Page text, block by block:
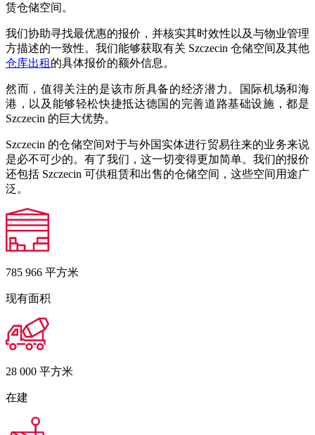
赁仓储空间。
我们协助寻找最优惠的报价，并核实其时效性以及与物业管理
方描述的一致性。我们能够获取有关 Szczecin 仓储空间及其他
仓库出租 的具体报价的额外信息。
然而，值得关注的是该市所具备的经济潜力。国际机场和海
港，以及能够轻松快捷抵达德国的完善道路基础设施，都是
Szczecin 的巨大优势。
Szczecin 的仓储空间对于与外国实体进行贸易往来的业务来说
是必不可少的。有了我们，这一切变得更加简单。我们的报价
还包括 Szczecin 可供租赁和出售的仓储空间，这些空间用途广
泛。
785 966 平方米
现有面积
28 000 平方米
在建